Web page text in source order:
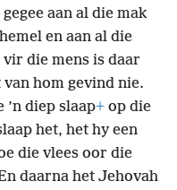
aan al die mak
en aan al die
die mens is daar
hom gevind nie.
diep slaap+ op die
het, het hy een
die vlees oor die
daarna het Jehovah